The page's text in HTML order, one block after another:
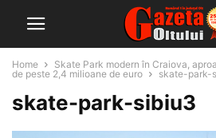
Home
Skate Park modern în Craiova,
de peste 2,4 milioane de euro
skate-park-
skate-park-sibiu3